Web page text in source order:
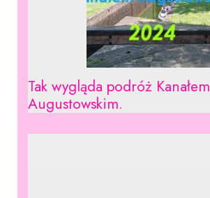
Tak wygląda podróż Kanałem
Augustowskim.